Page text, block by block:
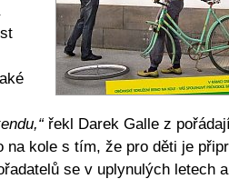
řekl Darek Galle z
na kole s tím, že pro děti je
se v uplynulých letech